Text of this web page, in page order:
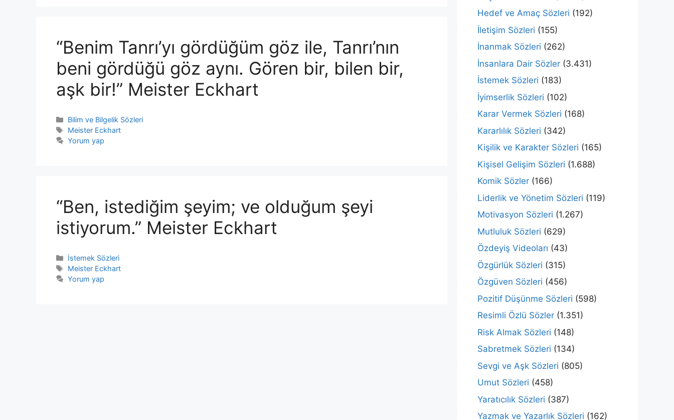
“Benim Tanrı’yı gördüğüm göz ile, Tanrı’nın
beni gördüğü göz aynı. Gören bir, bilen bir,
aşk bir!” Meister Eckhart
Kategoriler
Bilim ve Bilgelik Sözleri
Etiketler
Meister Eckhart
Yorum yap
“Ben, istediğim şeyim; ve olduğum şeyi
istiyorum.” Meister Eckhart
Kategoriler
İstemek Sözleri
Etiketler
Meister Eckhart
Yorum yap
Hedef ve Amaç Sözleri (192)
İletişim Sözleri (155)
İnanmak Sözleri (262)
İnsanlara Dair Sözler (3.431)
İstemek Sözleri (183)
İyimserlik Sözleri (102)
Karar Vermek Sözleri (168)
Kararlılık Sözleri (342)
Kişilik ve Karakter Sözleri (165)
Kişisel Gelişim Sözleri (1.688)
Komik Sözler (166)
Liderlik ve Yönetim Sözleri (119)
Motivasyon Sözleri (1.267)
Mutluluk Sözleri (629)
Özdeyiş Videoları (43)
Özgürlük Sözleri (315)
Özgüven Sözleri (456)
Pozitif Düşünme Sözleri (598)
Resimli Özlü Sözler (1.351)
Risk Almak Sözleri (148)
Sabretmek Sözleri (134)
Sevgi ve Aşk Sözleri (805)
Umut Sözleri (458)
Yaratıcılık Sözleri (387)
Yazmak ve Yazarlık Sözleri (162)